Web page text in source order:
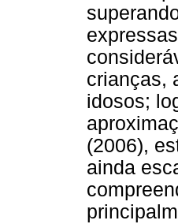
crianças,
idosos;
(2006),
ainda